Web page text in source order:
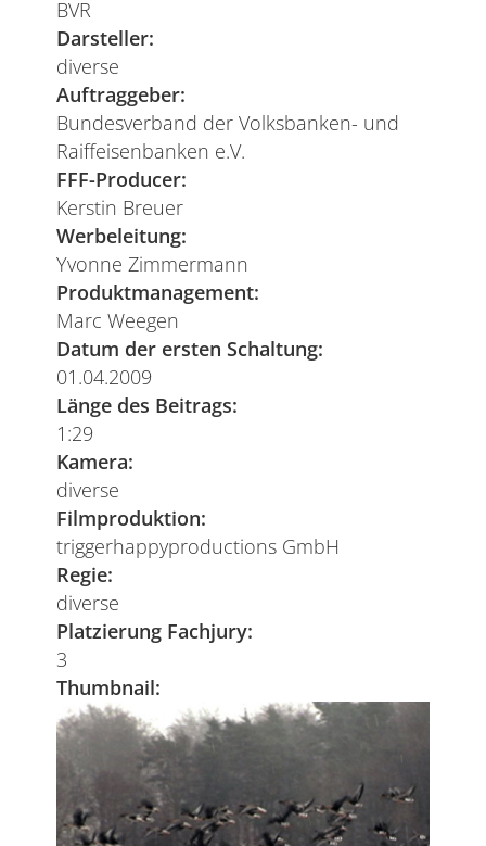
BVR
Darsteller:
diverse
Auftraggeber:
Bundesverband der Volksbanken- und
Raiffeisenbanken e.V.
FFF-Producer:
Kerstin Breuer
Werbeleitung:
Yvonne Zimmermann
Produktmanagement:
Marc Weegen
Datum der ersten Schaltung:
01.04.2009
Länge des Beitrags:
1:29
Kamera:
diverse
Filmproduktion:
triggerhappyproductions GmbH
Regie:
diverse
Platzierung Fachjury:
3
Thumbnail: